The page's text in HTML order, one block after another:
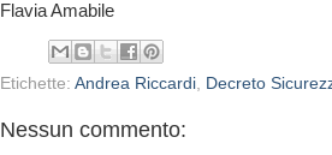
Flavia Amabile
Etichette: Andrea Riccardi Decreto
Nessun commento: